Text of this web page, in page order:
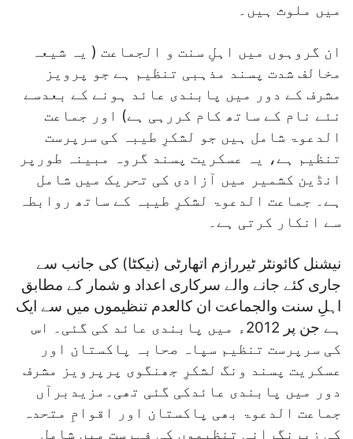
میں ملوث ہیں۔
ان گروہوں میں اہلِ سنت و الجماعت ( یہ شیعہ
مخالف شدت پسند مذہبی تنظیم ہے جو پرویز
مشرف کے دور میں پابندی عائد ہونے کے بعدسے
نئے نام کے ساتھ کام کررہی ہے) اور جماعت
الدعوۃ شامل ہیں جو لشکرِ طیبہ کی سرپرست
تنظیم ہے، یہ عسکریت پسند گروہ مبینہ طورپر
انڈین کشمیر میں آزادی کی تحریک میں شامل
ہے۔ جماعت الدعوۃ لشکرِ طیبہ کے ساتھ روابطہ
سے انکار کرتی ہے۔
نیشنل کائونٹر ٹیررازم اتھارٹی (نیکٹا) کی جانب سے
جاری کئے جانے والے سرکاری اعداد و شمار کے مطابق
اہلِ سنت والجماعت ان کالعدم تنظیموں میں سے ایک
ہے جن پر 2012ء میں پابندی عائد کی گئی۔ اس
کی سرپرست تنظیم سپاہ صحابہ پاکستان اور
عسکریت پسند ونگ لشکرِ جھنگوی پرپرویز مشرف
دور میں پابندی عائدکی گئی تھی۔مزیدبرآں
جماعت الدعوۃ بھی پاکستان اور اقوامِ متحدہ
کی زیرِنگرانی تنظیموں کی فہرست میں شامل